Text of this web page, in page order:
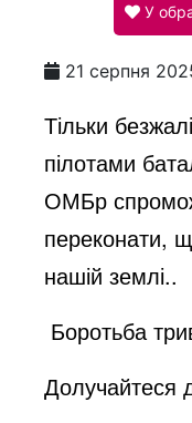
У
21 серпня
Тільки
пілотами
ОМБр
переконати,
нашій землі..
Боротьба